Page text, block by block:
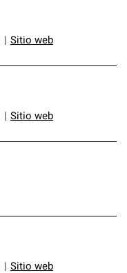
Sitio web
Sitio web
Sitio web